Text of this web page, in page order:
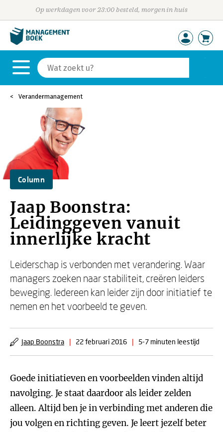
Op werkdagen voor 23:00 besteld, morgen in huis
Verandermanagement
Column
Jaap Boonstra:
Leidinggeven vanuit
innerlijke kracht
Leiderschap is verbonden met verandering. Waar
managers zoeken naar stabiliteit, creëren leiders
beweging. Iedereen kan leider zijn door initiatief te
nemen en het voorbeeld te geven.
Jaap Boonstra | 22 februari 2016 | 5-7 minuten leestijd
Goede initiatieven en voorbeelden vinden altijd
navolging. Je staat daardoor als leider zelden
alleen. Altijd ben je in verbinding met anderen die
jou volgen en richting geven. Je leert jezelf beter